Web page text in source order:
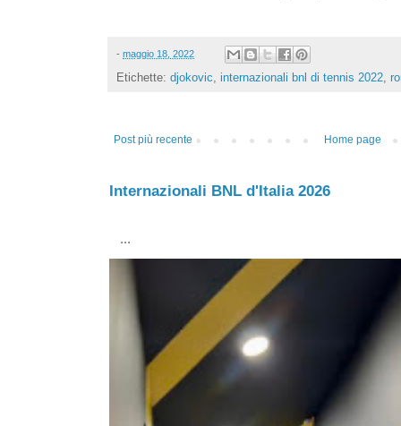
- maggio 18, 2022
Etichette: djokovic, internazionali bnl di tennis 2022,
Post più recente Home page
Internazionali BNL d'Italia 2026
...